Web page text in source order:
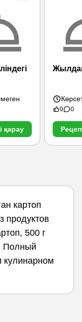
қарау
0 0
картоп
продуктов
500 г
Полный
кулинарном